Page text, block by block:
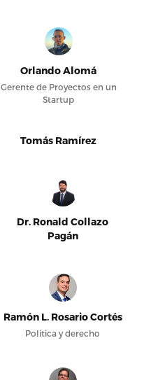
Orlando Alomá
Gerente de Proyectos en un
Startup
Tomás Ramírez
Dr. Ronald Collazo
Pagán
Ramón L. Rosario Cortés
Política y derecho